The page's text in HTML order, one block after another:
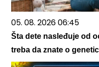
05. 08. 2026 06:45
Šta dete nasleđuje od
treba da znate o